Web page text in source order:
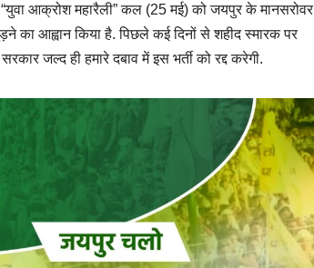
आक्रोश महारैली” कल (25 मई) को जयपुर के मानसरोवर
का आह्वान किया है. पिछले कई दिनों से शहीद स्मारक पर
जल्द ही हमारे दबाव में इस भर्ती को रद्द करेगी.